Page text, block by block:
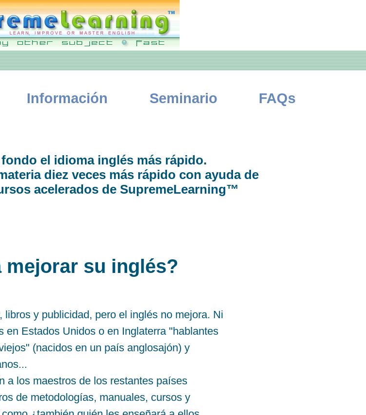
Información Seminario FAQs
el idioma inglés más rápido.
diez veces más rápido con ayuda de
acelerados de SupremeLearning™
mejorar su inglés?
y publicidad, pero el inglés no mejora. Ni
en Estados Unidos o en Inglaterra "hablantes
(nacidos en un país anglosajón) y
a los maestros de los restantes países
de metodologías, manuales, cursos y